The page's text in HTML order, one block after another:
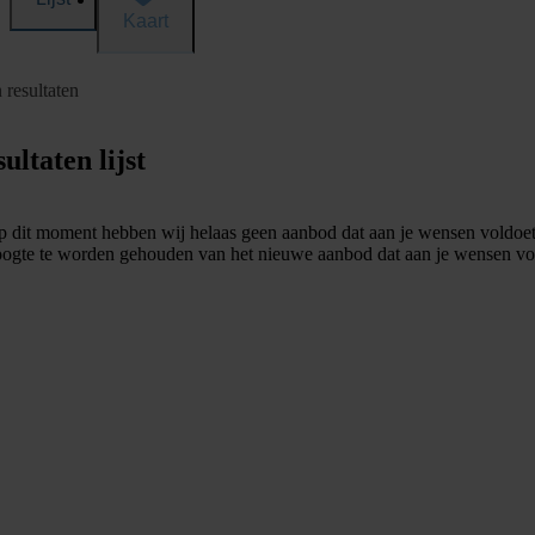
Kaart
resultaten
lijst
dit moment hebben wij helaas geen aanbod dat aan je wensen
te worden gehouden van het nieuwe aanbod dat aan je wensen